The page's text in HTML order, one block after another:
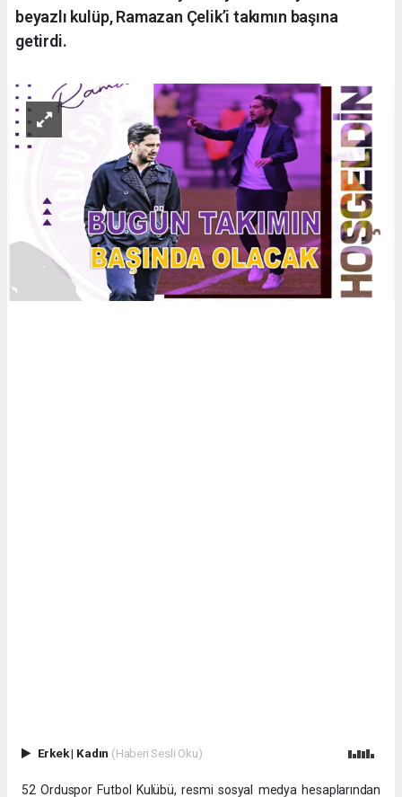
beyazlı kulüp, Ramazan Çelik’i takımın başına
getirdi.
Erkek| Kadın (Haberi Sesli Oku)
52 Orduspor Futbol Kulübü, resmi sosyal medya hesaplarından